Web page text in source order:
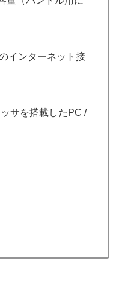
インターネット接
サを搭載したPC /